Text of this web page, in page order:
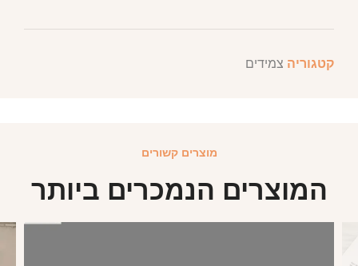
קטגוריה צמידים
מוצרים קשורים
המוצרים הנמכרים ביותר